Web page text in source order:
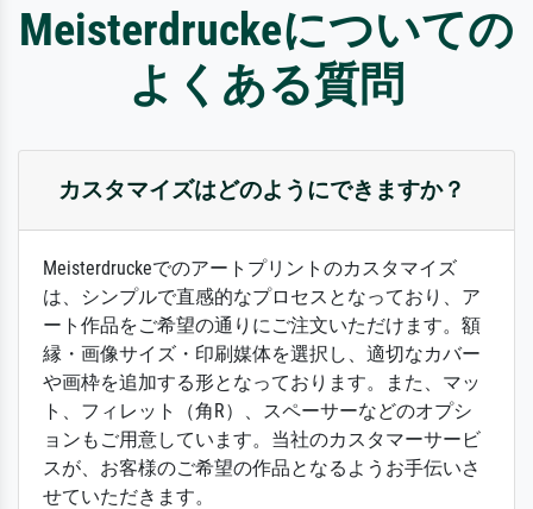
Meisterdruckeについての
よくある質問
カスタマイズはどのようにできますか？
Meisterdruckeでのアートプリントのカスタマイズ
は、シンプルで直感的なプロセスとなっており、ア
ート作品をご希望の通りにご注文いただけます。額
縁・画像サイズ・印刷媒体を選択し、適切なカバー
や画枠を追加する形となっております。また、マッ
ト、フィレット（角R）、スペーサーなどのオプシ
ョンもご用意しています。当社のカスタマーサービ
スが、お客様のご希望の作品となるようお手伝いさ
せていただきます。